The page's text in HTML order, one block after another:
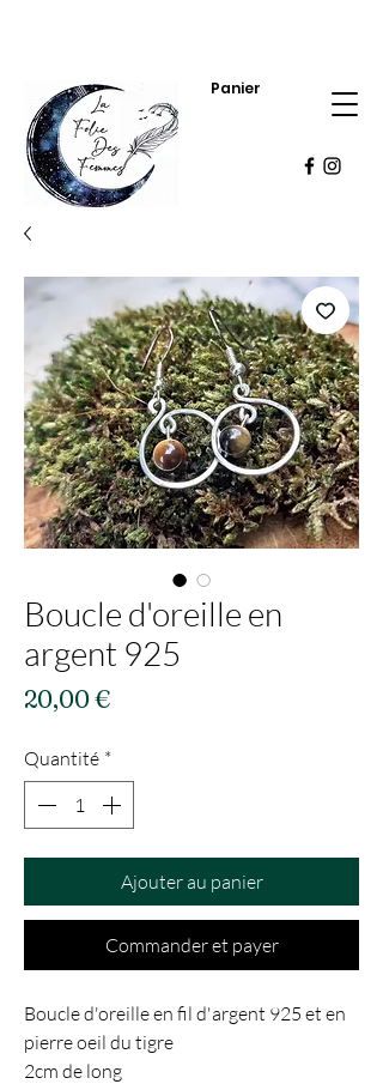
Panier
Boucle d'oreille en
argent 925
20,00 €Prix
Quantité *
Ajouter au panier
Commander et payer
Boucle d'oreille en fil d'argent 925 et en
pierre oeil du tigre
2cm de long